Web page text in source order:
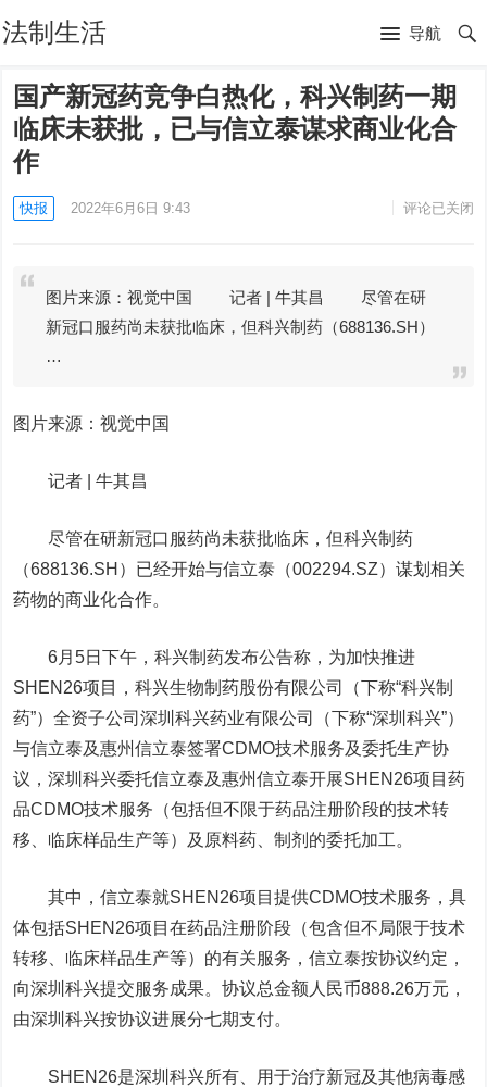
法制生活 导航
国产新冠药竞争白热化，科兴制药一期
临床未获批，已与信立泰谋求商业化合
作
快报 2022年6月6日 9:43 评论已关闭
图片来源：视觉中国 记者 | 牛其昌 尽管在研
新冠口服药尚未获批临床，但科兴制药（688136.SH）
…
图片来源：视觉中国
记者 |牛其昌
尽管在研新冠口服药尚未获批临床，但科兴制药
（688136.SH ）已经开始与信立泰 （002294.SZ）谋划相关
药物的商业化合作。
6月5日下午，科兴制药发布公告称，为加快推进
SHEN26项目，科兴生物制药股份有限公司（下称“科兴制
药”）全资子公司深圳科兴药业有限公司（下称“深圳科兴”）
与信立泰及惠州信立泰签署CDMO技术服务及委托生产协
议，深圳科兴委托信立泰及惠州信立泰开展SHEN26项目药
品CDMO技术服务（包括但不限于药品注册阶段的技术转
移、临床样品生产等）及原料药、制剂的委托加工。
其中，信立泰就SHEN26项目提供CDMO技术服务，具
体包括SHEN26项目在药品注册阶段（包含但不局限于技术
转移、临床样品生产等）的有关服务，信立泰按协议约定，
向深圳科兴提交服务成果。协议总金额人民币888.26万元，
由深圳科兴按协议进展分七期支付。
SHEN26是深圳科兴所有、用于治疗新冠及其他病毒感